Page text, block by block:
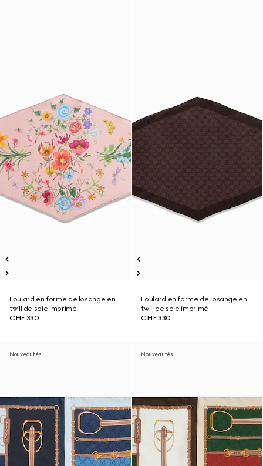
Foulard en forme de losange en
twill de soie imprimé
CHF 330
Foulard en forme de losange en
twill de soie imprimé
CHF 330
Nouveautés Nouveautés